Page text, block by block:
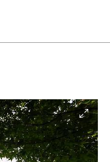
이
미
지
확